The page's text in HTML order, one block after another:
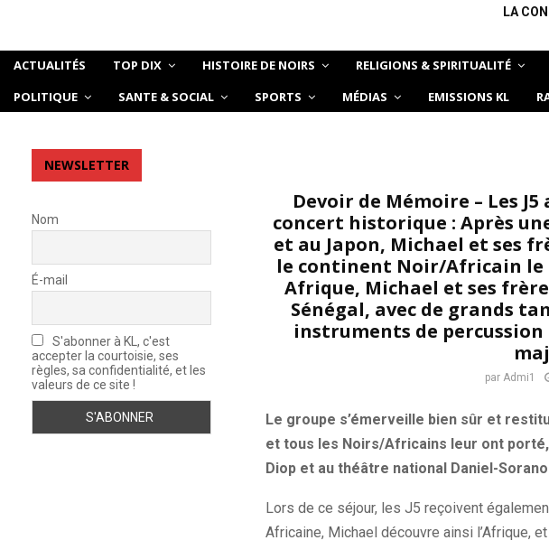
LA
ACTUALITÉS TOP DIX HISTOIRE DE NOIRS RELIGIONS & SPIRITUALITÉ
POLITIQUE
SANTE & SOCIAL SPORTS MÉDIAS EMISSIONS KL
Devoir de Mémoire – Les
concert historique : Après
et au Japon, Michael et ses
le continent Noir/Africain le
Afrique, Michael et ses
Sénégal, avec de grands
instruments de
par Admi1
Le groupe s’émerveille bien sûr et
et tous les Noirs/Africains leur ont
Diop et au théâtre national Daniel-
Lors de ce séjour, les J5 reçoivent
Africaine, Michael découvre ainsi l’Afrique,
NEWSLETTER
Nom
É-mail
S'abonner à KL, c'est
accepter la courtoisie, ses
règles, sa confidentialité, et les
valeurs de ce site !